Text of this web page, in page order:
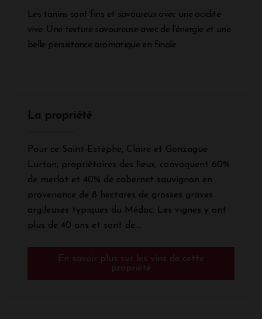
Les tanins sont fins et savoureux avec une acidité
vive. Une texture savoureuse avec de l'énergie et une
belle persistance aromatique en finale.
La propriété
Pour ce Saint-Estèphe, Claire et Gonzague
Lurton, propriétaires des lieux, convoquent 60%
de merlot et 40% de cabernet sauvignon en
provenance de 8 hectares de grosses graves
argileuses typiques du Médoc. Les vignes y ont
plus de 40 ans et sont de...
En savoir plus sur les vins de cette
propriété